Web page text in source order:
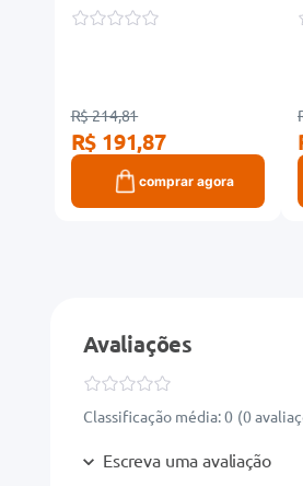
Liberação Prolongada
R$ 214,81
R$ 191,87
comprar agora
Avaliações
Classificação média: 0 (0
Escreva uma avaliação